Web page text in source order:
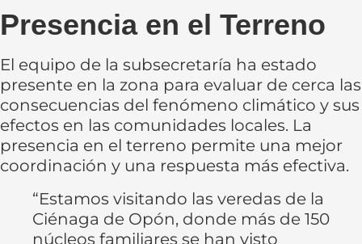
Presencia en el Terreno
El equipo de la subsecretaría ha estado
presente en la zona para evaluar de cerca las
consecuencias del fenómeno climático y sus
efectos en las comunidades locales. La
presencia en el terreno permite una mejor
coordinación y una respuesta más efectiva.
“Estamos visitando las veredas de la
Ciénaga de Opón, donde más de 150
núcleos familiares se han visto